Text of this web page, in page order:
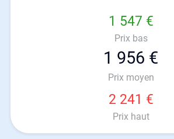
1 547 €
Prix bas
1 956 €
Prix moyen
2 241 €
Prix haut